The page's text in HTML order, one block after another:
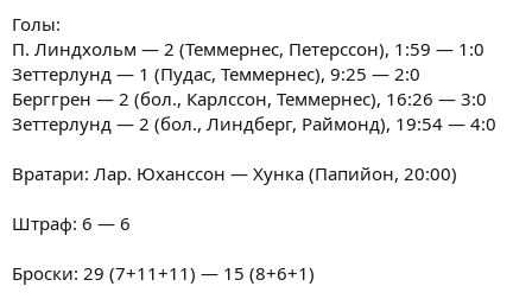
Голы:
П. Линдхольм — 2 (Теммернес, Петерссон), 1:59 — 1:0
Зеттерлунд — 1 (Пудас, Теммернес), 9:25 — 2:0
Берггрен — 2 (бол., Карлссон, Теммернес), 16:26 — 3:0
Зеттерлунд — 2 (бол., Линдберг, Раймонд), 19:54 — 4:0
Вратари: Лар. Юханссон — Хунка (Папийон, 20:00)
Штраф: 6 — 6
Броски: 29 (7+11+11) — 15 (8+6+1)